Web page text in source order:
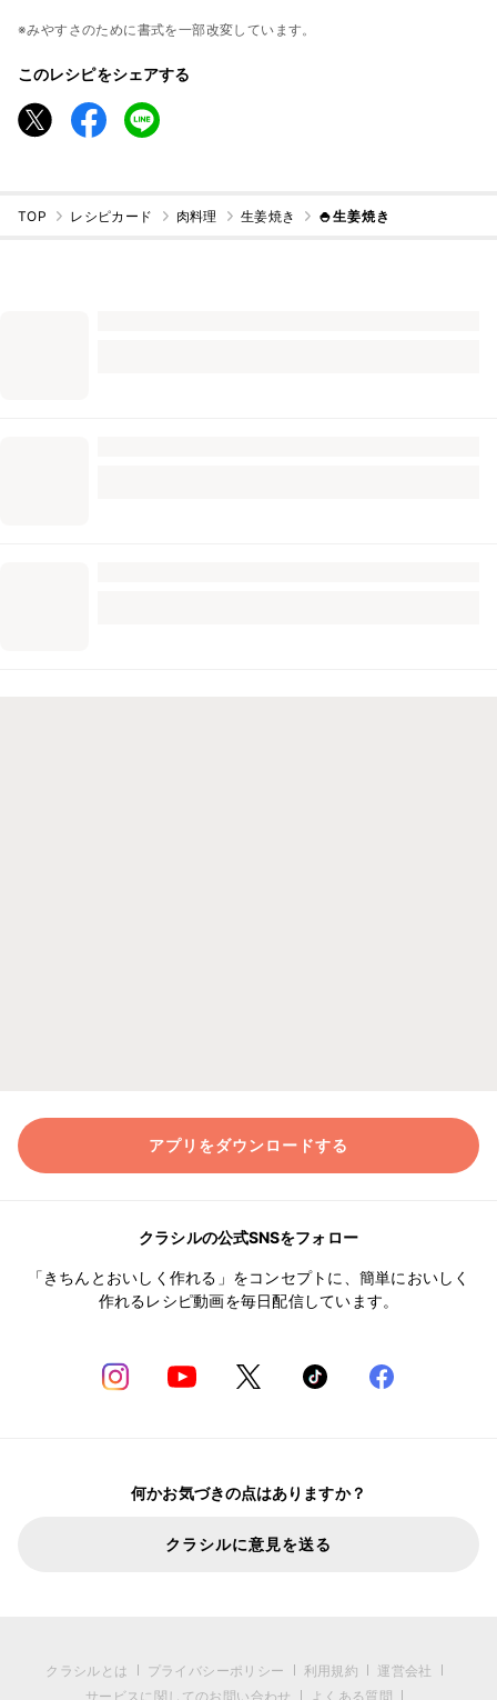
※みやすさのために書式を一部改変しています。
このレシピをシェアする
TOP レシピカード 肉料理 生姜焼き 🍚生姜焼き
アプリをダウンロードする
クラシルの公式SNSをフォロー
「きちんとおいしく作れる」をコンセプトに、簡単においしく
作れるレシピ動画を毎日配信しています。
何かお気づきの点はありますか？
クラシルに意見を送る
クラシルとは プライバシーポリシー 利用規約
運営会社
サービスに関してのお問い合わせ
よくある質問